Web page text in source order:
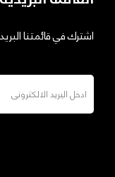
اشترك في قائمتنا